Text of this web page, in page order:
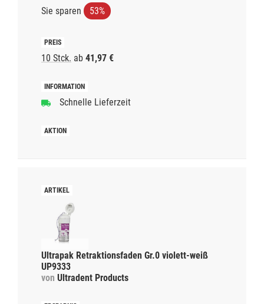
Sie sparen 53%
10 Stck. ab 41,97 €
Schnelle Lieferzeit
Ultrapak Retraktionsfaden Gr.0 violett-weiß
UP9333
von Ultradent Products